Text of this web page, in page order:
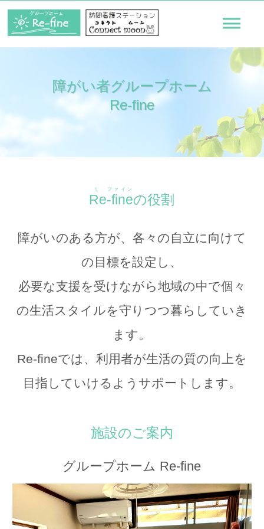
Skip
障がい者グループホーム
Re-fine
Re-fine
リ ファイン
の役割
障がいのある方が、各々の自立に向けて
の目標を設定し、
必要な支援を受けながら地域の中で個々
の生活スタイルを守りつつ暮らしていき
ます。
Re-fineでは、利用者が生活の質の向上を
目指していけるようサポートします。
施設のご案内
グループホーム Re-fine